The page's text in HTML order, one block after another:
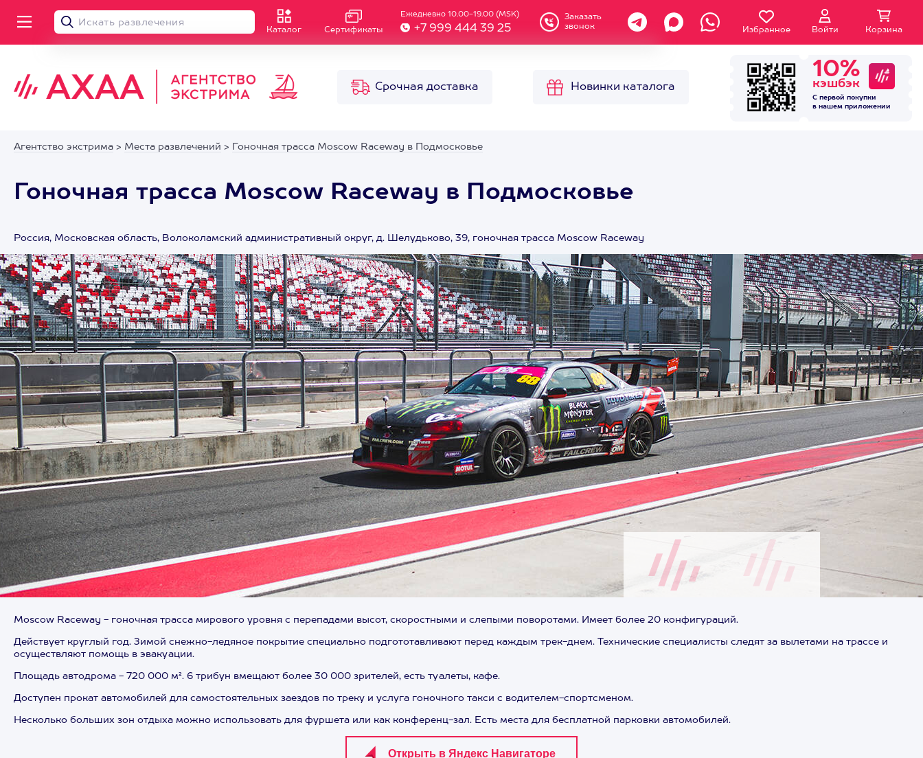
Каталог Сертификаты
Ежедневно 10.00-19.00 (MSK)
+7 999 444 39 25
Заказать
звонок
Избранное Войти Корзина
Срочная доставка Новинки каталога
10%
кэшбэк
С первой покупки
в нашем приложении
Агентство экстрима > Места развлечений > Гоночная трасса Moscow Raceway в Подмосковье
Гоночная трасса Moscow Raceway в Подмосковье
Россия, Московская область, Волоколамский административный округ, д. Шелудьково, 39, гоночная трасса Moscow Raceway
Moscow Raceway - гоночная трасса мирового уровня с перепадами высот, скоростными и слепыми поворотами. Имеет более 20 конфигураций.
Действует круглый год. Зимой снежно-ледяное покрытие специально подгототавливают перед каждым трек-днем. Технические специалисты следят за вылетами на трассе и
осуществляют помощь в эвакуации.
Площадь автодрома - 720 000 м². 6 трибун вмещают более 30 000 зрителей, есть туалеты, кафе.
Доступен прокат автомобилей для самостоятельных заездов по треку и услуга гоночного такси с водителем-спортсменом.
Несколько больших зон отдыха можно использовать для фуршета или как конференц-зал. Есть места для бесплатной парковки автомобилей.